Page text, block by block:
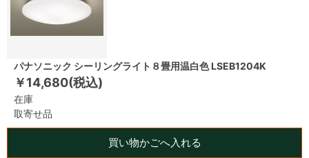
パナソニック シーリングライト８畳用温白色 LSEB1204K
￥14,680(税込)
在庫
取寄せ品
買い物かごへ入れる